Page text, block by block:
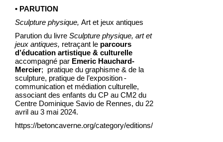
• PARUTION
Sculpture physique, Art et jeux antiques
Parution du livre Sculpture physique, art et
jeux antiques, retraçant le parcours
d’éducation artistique & culturelle
accompagné par Emeric Hauchard-
Mercier; pratique du graphisme & de la
sculpture, pratique de l’exposition -
communication et médiation culturelle,
associant des enfants du CP au CM2 du
Centre Dominique Savio de Rennes, du 22
avril au 3 mai 2024.
https://betoncaverne.org/category/editions/